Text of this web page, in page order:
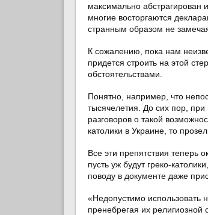
максимально абстрагирован
многие восторгаются
странным образом не
К сожалению, пока нам
придется строить на этой
обстоятельствами.
Понятно, например, что
тысячелетия. До сих пор,
разговоров о такой
католики в Украине, то
Все эти препятствия теперь
пусть уж будут греко-
поводу в документе даже
«Недопустимо использовать
пренебрегая их